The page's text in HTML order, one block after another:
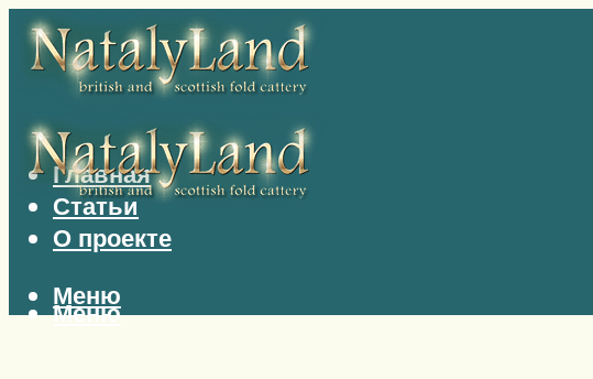
Главная
Статьи
О проекте
Меню
Меню